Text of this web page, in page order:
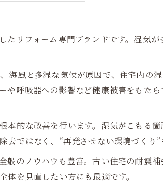
リフォーム専門ブランドです。湿気
風と多湿な気候が原因で、住宅内の
呼吸器への影響など健康被害をもた
本的な改善を行います。湿気がこもる
ではなく、“再発させない環境づくり”
のノウハウも豊富。古い住宅の耐震
を見直したい方にも最適です。